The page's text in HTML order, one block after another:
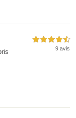
4,5 étoiles sur 5
9 avis